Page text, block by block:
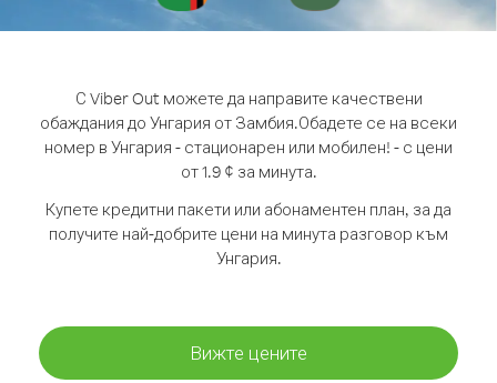
С Viber Out можете да направите качествени
обаждания до Унгария от Замбия.Обадете се на всеки
номер в Унгария - стационарен или мобилен! - с цени
от 1.9 ¢ за минута.
Купете кредитни пакети или абонаментен план, за да
получите най-добрите цени на минута разговор към
Унгария.
Вижте цените